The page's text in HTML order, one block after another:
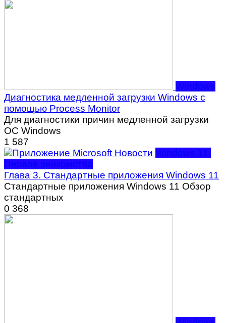
Windows
Диагностика медленной загрузки Windows с
помощью Process Monitor
Для диагностики причин медленной загрузки
ОС Windows
1 587
Windows 11.
Первое знакомство
Глава 3. Стандартные приложения Windows 11
Стандартные приложения Windows 11 Обзор
стандартных
0 368